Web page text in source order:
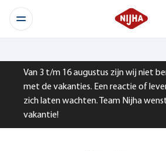
Van 3 t/m 16 augustus zijn wij niet
met de vakanties. Een reactie of
zich laten wachten. Team Nijha
vakantie!